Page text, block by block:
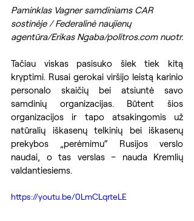
Paminklas Vagner samdiniams CAR
sostinėje / Federalinė naujienų
agentūra/Erikas Ngaba/politros.com nuotr.
Tačiau viskas pasisuko šiek tiek kitą
kryptimi. Rusai gerokai viršijo leistą karinio
personalo skaičių bei atsiuntė savo
samdinių organizacijas. Būtent šios
organizacijos ir tapo atsakingomis už
natūralių iškasenų telkinių bei iškasenų
prekybos „perėmimu“ Rusijos verslo
naudai, o tas verslas – nauda Kremlių
valdantiesiems.
https://youtu.be/0LmCLqrteLE